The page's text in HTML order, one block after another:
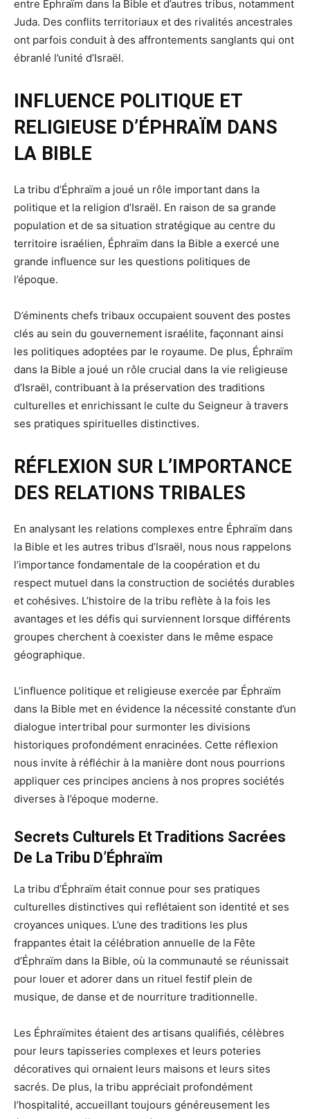
entre Éphraïm dans la Bible et d’autres tribus, notamment
Juda. Des conflits territoriaux et des rivalités ancestrales
ont parfois conduit à des affrontements sanglants qui ont
ébranlé l’unité d’Israël.
INFLUENCE POLITIQUE ET
RELIGIEUSE D’ÉPHRAÏM DANS
LA BIBLE
La tribu d’Éphraïm a joué un rôle important dans la
politique et la religion d’Israël. En raison de sa grande
population et de sa situation stratégique au centre du
territoire israélien, Éphraïm dans la Bible a exercé une
grande influence sur les questions politiques de
l’époque.
D’éminents chefs tribaux occupaient souvent des postes
clés au sein du gouvernement israélite, façonnant ainsi
les politiques adoptées par le royaume. De plus, Éphraïm
dans la Bible a joué un rôle crucial dans la vie religieuse
d’Israël, contribuant à la préservation des traditions
culturelles et enrichissant le culte du Seigneur à travers
ses pratiques spirituelles distinctives.
RÉFLEXION SUR L’IMPORTANCE
DES RELATIONS TRIBALES
En analysant les relations complexes entre Éphraïm dans
la Bible et les autres tribus d’Israël, nous nous rappelons
l’importance fondamentale de la coopération et du
respect mutuel dans la construction de sociétés durables
et cohésives. L’histoire de la tribu reflète à la fois les
avantages et les défis qui surviennent lorsque différents
groupes cherchent à coexister dans le même espace
géographique.
L’influence politique et religieuse exercée par Éphraïm
dans la Bible met en évidence la nécessité constante d’un
dialogue intertribal pour surmonter les divisions
historiques profondément enracinées. Cette réflexion
nous invite à réfléchir à la manière dont nous pourrions
appliquer ces principes anciens à nos propres sociétés
diverses à l’époque moderne.
Secrets Culturels Et Traditions Sacrées
De La Tribu D’Éphraïm
La tribu d’Éphraïm était connue pour ses pratiques
culturelles distinctives qui reflétaient son identité et ses
croyances uniques. L’une des traditions les plus
frappantes était la célébration annuelle de la Fête
d’Éphraïm dans la Bible, où la communauté se réunissait
pour louer et adorer dans un rituel festif plein de
musique, de danse et de nourriture traditionnelle.
Les Éphraïmites étaient des artisans qualifiés, célèbres
pour leurs tapisseries complexes et leurs poteries
décoratives qui ornaient leurs maisons et leurs sites
sacrés. De plus, la tribu appréciait profondément
l’hospitalité, accueillant toujours généreusement les